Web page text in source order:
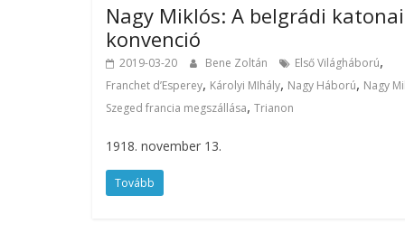
Nagy Miklós: A belgrádi katonai
konvenció
2019-03-20 Bene Zoltán Első Világháború,
Franchet d’Esperey, Károlyi MIhály, Nagy Háború, Nagy
Szeged francia megszállása, Trianon
1918. november 13.
Tovább